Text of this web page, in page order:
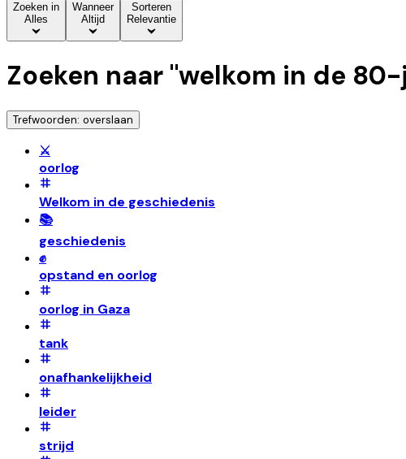
Zoeken in
Alles
Wanneer
Altijd
Sorteren
Relevantie
Zoeken naar "welkom in de
Trefwoorden: overslaan
⚔️
oorlog
Welkom in de geschiedenis
📚
geschiedenis
✊
opstand en oorlog
oorlog in Gaza
tank
onafhankelijkheid
leider
strijd